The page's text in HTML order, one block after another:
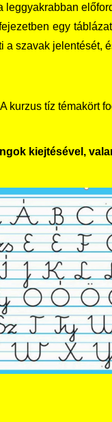
leggyakrabban
egy
a szavak jelentését,
A kurzus tíz témakört
kiejtésével,